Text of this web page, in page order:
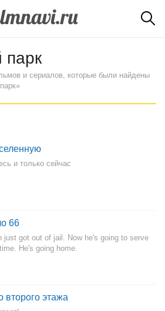
парк
и сериалов, которые были найдены
и только сейчас
66
just got out of jail. Now he's going to serve
He's going home.
второго этажа